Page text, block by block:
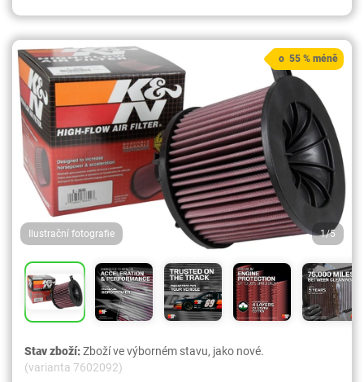
Ilustrační fotografie 1/5
o 55 % méně
Stav zboží:Zboží ve výborném stavu, jako nové.
(varianta 7602092)